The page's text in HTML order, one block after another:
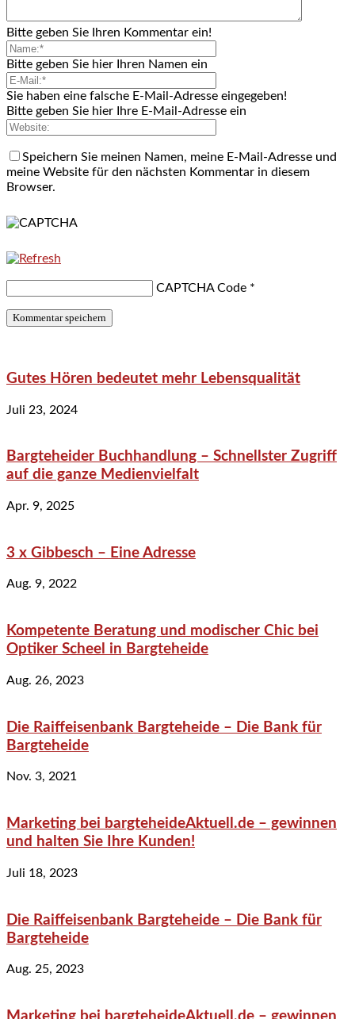
Bitte geben Sie Ihren Kommentar ein!
Bitte geben Sie hier Ihren Namen ein
Sie haben eine falsche E-Mail-Adresse eingegeben!
Bitte geben Sie hier Ihre E-Mail-Adresse ein
Speichern Sie meinen Namen, meine E-Mail-Adresse und
meine Website für den nächsten Kommentar in diesem
Browser.
CAPTCHA Code *
Gutes Hören bedeutet mehr Lebensqualität
Juli 23, 2024
Bargteheider Buchhandlung – Schnellster Zugriff
auf die ganze Medienvielfalt
Apr. 9, 2025
3 x Gibbesch – Eine Adresse
Aug. 9, 2022
Kompetente Beratung und modischer Chic bei
Optiker Scheel in Bargteheide
Aug. 26, 2023
Die Raiffeisenbank Bargteheide – Die Bank für
Bargteheide
Nov. 3, 2021
Marketing bei bargteheideAktuell.de – gewinnen
und halten Sie Ihre Kunden!
Juli 18, 2023
Die Raiffeisenbank Bargteheide – Die Bank für
Bargteheide
Aug. 25, 2023